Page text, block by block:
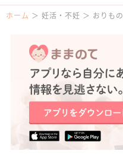
ホーム 妊活・不妊 おりもの